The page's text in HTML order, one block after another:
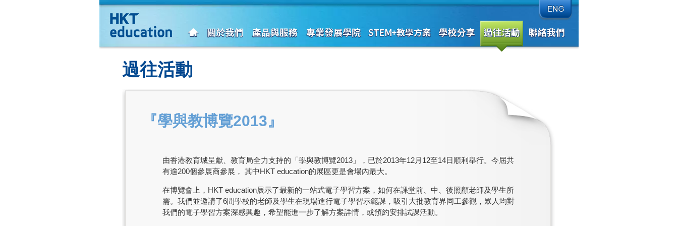
過往活動
『學與教博覽2013』
由香港教育城呈獻、教育局全力支持的「學與教博覽2013」，已於2013年12月12至14日順利舉行。今屆共
有逾200個參展商參展， 其中HKT education的展區更是會場內最大。
在博覽會上， HKT education展示了最新的一站式電子學習方案，如何在課堂前、中、後照顧老師及學生所
需。我們並邀請了6間學校的老師及學生在現場進行電子學習示範課，吸引大批教育界同工參觀，眾人均對
我們的電子學習方案深感興趣，希望能進一步了解方案詳情，或預約安排試課活動。